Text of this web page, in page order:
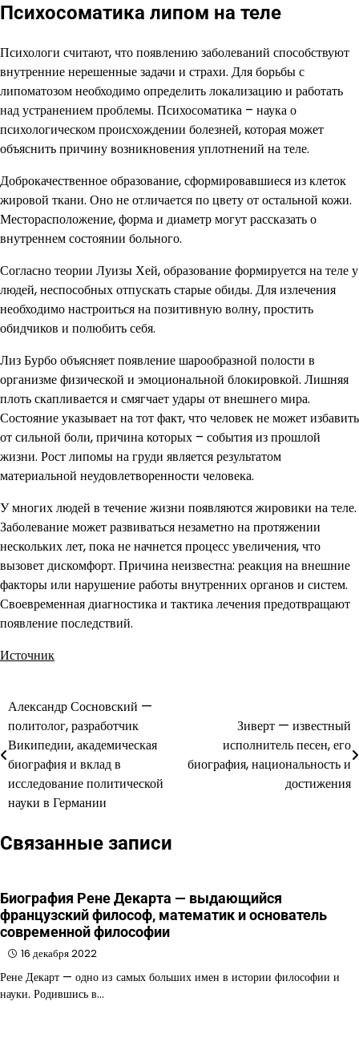
Психосоматика липом на теле
Психологи считают, что появлению заболеваний способствуют
внутренние нерешенные задачи и страхи. Для борьбы с
липоматозом необходимо определить локализацию и работать
над устранением проблемы. Психосоматика – наука о
психологическом происхождении болезней, которая может
объяснить причину возникновения уплотнений на теле.
Доброкачественное образование, сформировавшиеся из клеток
жировой ткани. Оно не отличается по цвету от остальной кожи.
Месторасположение, форма и диаметр могут рассказать о
внутреннем состоянии больного.
Согласно теории Луизы Хей, образование формируется на теле у
людей, неспособных отпускать старые обиды. Для излечения
необходимо настроиться на позитивную волну, простить
обидчиков и полюбить себя.
Лиз Бурбо объясняет появление шарообразной полости в
организме физической и эмоциональной блокировкой. Лишняя
плоть скапливается и смягчает удары от внешнего мира.
Состояние указывает на тот факт, что человек не может избавить
от сильной боли, причина которых – события из прошлой
жизни. Рост липомы на груди является результатом
материальной неудовлетворенности человека.
У многих людей в течение жизни появляются жировики на теле.
Заболевание может развиваться незаметно на протяжении
нескольких лет, пока не начнется процесс увеличения, что
вызовет дискомфорт. Причина неизвестна: реакция на внешние
факторы или нарушение работы внутренних органов и систем.
Своевременная диагностика и тактика лечения предотвращают
появление последствий.
Источник
Навигация
по
записям
Александр Сосновский —
политолог, разработчик
Википедии, академическая
биография и вклад в
исследование политической
науки в Германии
Зиверт — известный
исполнитель песен, его
биография, национальность и
достижения
Связанные записи
Биография Рене Декарта — выдающийся
французский философ, математик и основатель
современной философии
16 декабря 2022
Рене Декарт — одно из самых больших имен в истории философии и
науки. Родившись в…